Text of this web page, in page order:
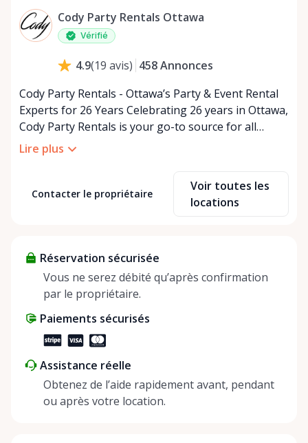
Jeudi
9:00 AM - 5:00 PM
Vendredi
Dimanche
Cody Party Rentals Ottawa
Vérifié
4.9(19 avis) 458Annonces
Cody Party Rentals - Ottawa’s Party & Event Rental
Experts for 26 Years Celebrating 26 years in Ottawa,
Cody Party Rentals is your go-to source for all
things party and event rentals. We’re proud to be a
partner of Rent Anything, expanding our offerings
At Cody Party Rentals, we believe in the power of
sharing—giving others the chance to rent out their
helping people enjoy more for less while making a
positive impact on the environment. By choosing to
share instead of buy, we’re all doing our part to
Lire plus
Contacter le propriétaire
Voir toutes les
locations
Réservation sécurisée
Vous ne serez débité qu’après confirmation
par le propriétaire.
Paiements sécurisés
Assistance réelle
Obtenez de l’aide rapidement avant, pendant
ou après votre location.